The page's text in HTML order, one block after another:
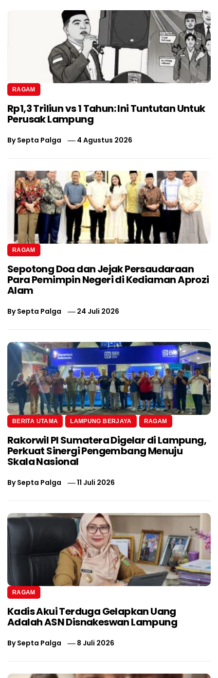
RAGAM
Rp1,3 Triliun vs 1 Tahun: Ini Tuntutan Untuk
Perusak Lampung
BySepta Palga 4 Agustus 2026
RAGAM
Sepotong Doa dan Jejak Persaudaraan
Para Pemimpin Negeri di Kediaman Aprozi
Alam
BySepta Palga 24 Juli 2026
BERITA UTAMA LAMPUNG BERJAYA RAGAM
Rakorwil PI Sumatera Digelar di Lampung,
Perkuat Sinergi Pengembang Menuju
Skala Nasional
BySepta Palga 11 Juli 2026
RAGAM
Kadis Akui Terduga Gelapkan Uang
Adalah ASN Disnakeswan Lampung
BySepta Palga 8 Juli 2026